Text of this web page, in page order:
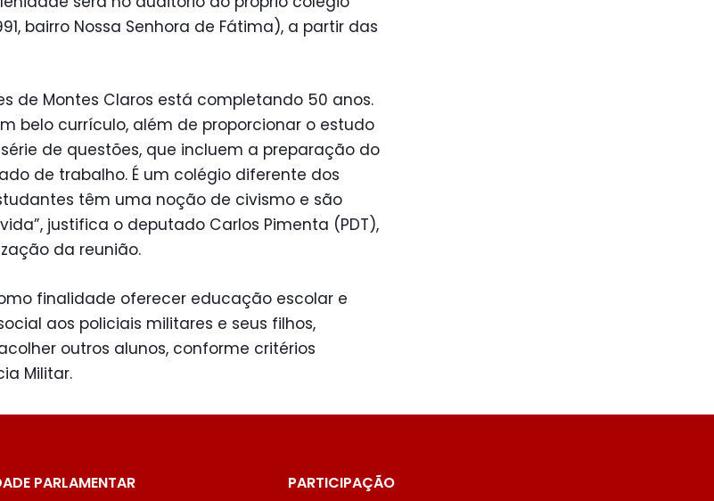
bairro Nossa Senhora de Fátima), a partir das
de Montes Claros está completando 50 anos.
belo currículo, além de proporcionar o estudo
de questões, que incluem a preparação do
de trabalho. É um colégio diferente dos
têm uma noção de civismo e são
justifica o deputado Carlos Pimenta (PDT),
da reunião.
finalidade oferecer educação escolar e
aos policiais militares e seus filhos,
outros alunos, conforme critérios
Militar.
PARLAMENTAR
PARTICIPAÇÃO